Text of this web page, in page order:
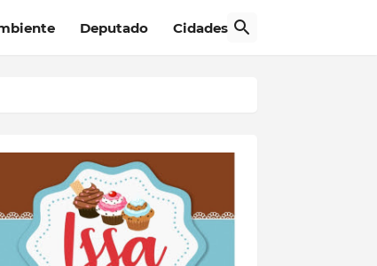
Deputado Cidades